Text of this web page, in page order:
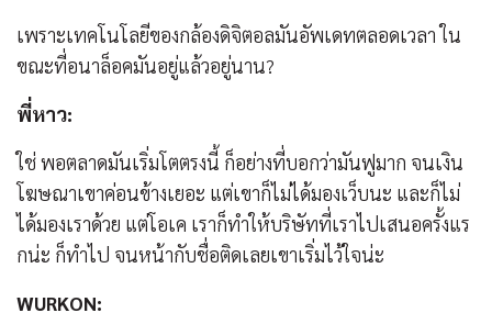
เพราะเทคโนโลยีของกล้องดิจิตอลมันอัพเดทตลอดเวลา ใน
ขณะที่อนาล็อคมันอยู่แล้วอยู่นาน?
พี่หาว:
ใช่ พอตลาดมันเริ่มโตตรงนี้ ก็อย่างที่บอกว่ามันฟูมาก จนเงิน
โฆษณาเขาค่อนข้างเยอะ แต่เขาก็ไม่ได้มองเว็บนะ และก็ไม่
ได้มองเราด้วย แต่โอเค เราก็ทำให้บริษัทที่เราไปเสนอครั้งแร
กน่ะ ก็ทำไป จนหน้ากับชื่อติดเลยเขาเริ่มไว้ใจน่ะ
WURKON: